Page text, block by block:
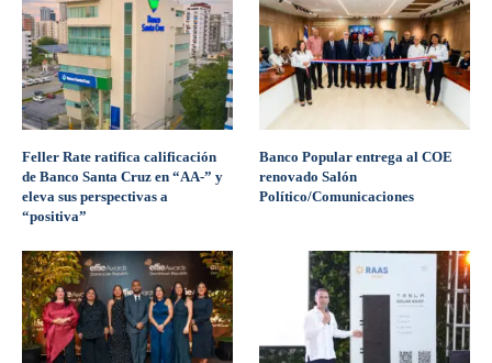
Feller Rate ratifica calificación
de Banco Santa Cruz en “AA-” y
eleva sus perspectivas a
“positiva”
Banco Popular entrega al COE
renovado Salón
Político/Comunicaciones